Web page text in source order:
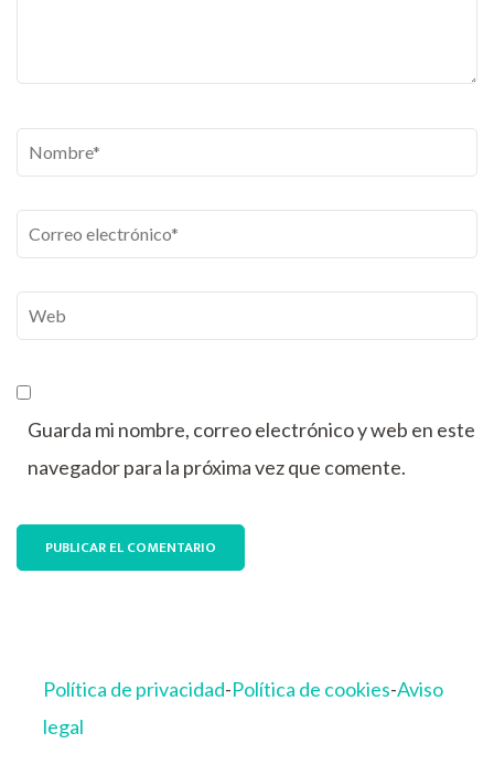
Nombre*
Correo
electrónico*
Web
Guarda mi nombre, correo electrónico y web en este
navegador para la próxima vez que comente.
Política de privacidad-Política de cookies-Aviso
legal